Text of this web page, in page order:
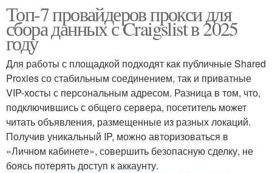
Топ-7 провайдеров прокси для
сбора данных с Craigslist в 2025
году
Для работы с площадкой подходят как публичные Shared
Proxies со стабильным соединением, так и приватные
VIP-хосты с персональным адресом. Разница в том, что,
подключившись с общего сервера, посетитель может
читать объявления, размещенные из разных локаций.
Получив уникальный IP, можно авторизоваться в
«Личном кабинете», совершить безопасную сделку, не
боясь потерять доступ к аккаунту.